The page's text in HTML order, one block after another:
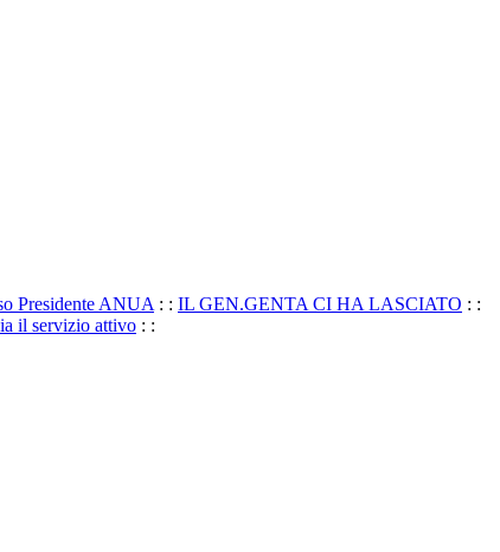
Presidente ANUA : : IL GEN.GENTA CI HA LASCIATO : :
il servizio attivo : :